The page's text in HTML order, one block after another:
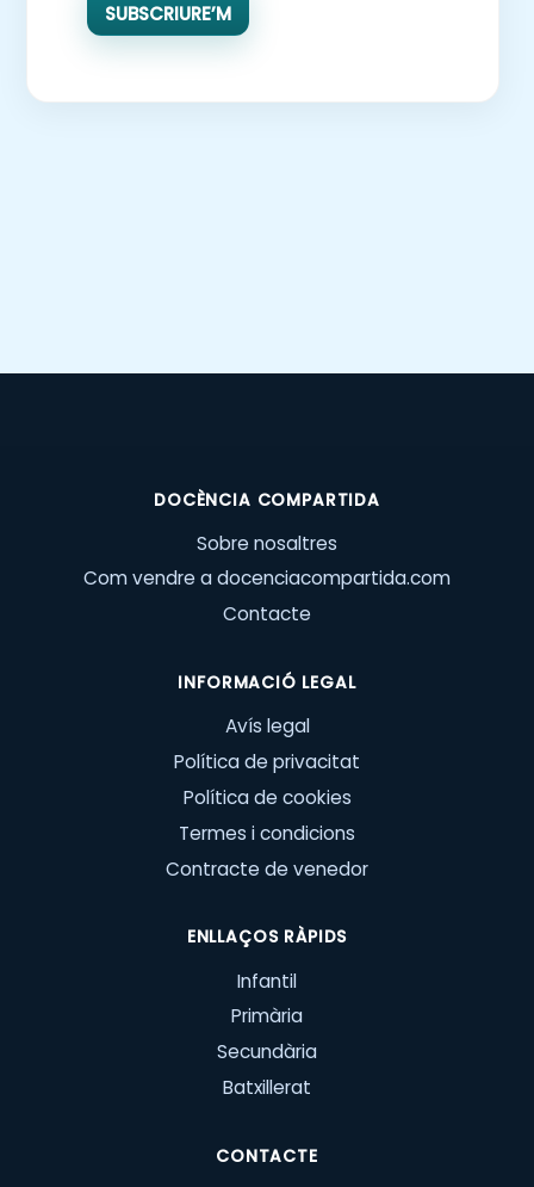
SUBSCRIURE’M
DOCÈNCIA COMPARTIDA
Sobre nosaltres
Com vendre a docenciacompartida.com
Contacte
INFORMACIÓ LEGAL
Avís legal
Política de privacitat
Política de cookies
Termes i condicions
Contracte de venedor
ENLLAÇOS RÀPIDS
Infantil
Primària
Secundària
Batxillerat
CONTACTE